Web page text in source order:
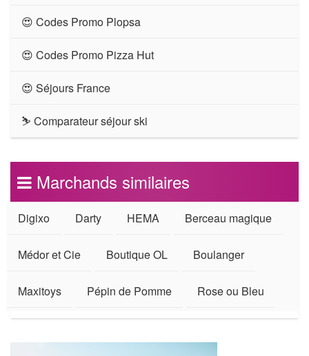
😍 Codes Promo Plopsa
😍 Codes Promo Pizza Hut
😍 Séjours France
⛷ Comparateur séjour ski
Marchands similaires
Digixo Darty HEMA Berceau magique
Médor et Cie Boutique OL Boulanger
Maxitoys Pépin de Pomme Rose ou Bleu